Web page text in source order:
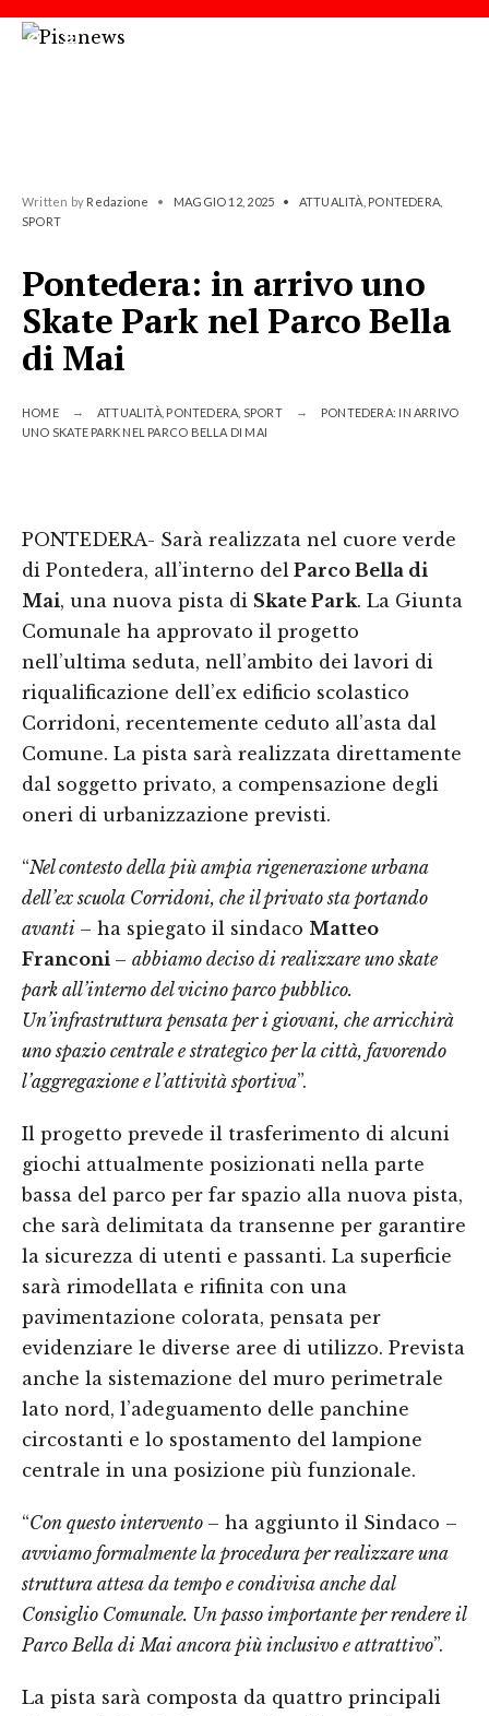
Written by Redazione • MAGGIO 12, 2025 • ATTUALITÀ PONTEDERA
SPORT
Pontedera: in arrivo uno
Skate Park nel Parco Bella
di Mai
HOME ATTUALITÀ, PONTEDERA SPORT
PONTEDERA: IN ARRIVO
UNO SKATE PARK NEL PARCO BELLA DI MAI
PONTEDERA- Sarà realizzata nel cuore verde
di Pontedera, all’interno del Parco Bella di
Mai, una nuova pista di Skate Park. La Giunta
Comunale ha approvato il progetto
nell’ultima seduta, nell’ambito dei lavori di
riqualificazione dell’ex edificio scolastico
Corridoni, recentemente ceduto all’asta dal
Comune. La pista sarà realizzata direttamente
dal soggetto privato, a compensazione degli
oneri di urbanizzazione previsti.
“Nel contesto della più ampia rigenerazione urbana
dell’ex scuola Corridoni, che il privato sta portando
avanti – ha spiegato il sindaco Matteo
Franconi – abbiamo deciso di realizzare uno skate
park all’interno del vicino parco pubblico.
Un’infrastruttura pensata per i giovani, che arricchirà
uno spazio centrale e strategico per la città, favorendo
l’aggregazione e l’attività sportiva”.
Il progetto prevede il trasferimento di alcuni
giochi attualmente posizionati nella parte
bassa del parco per far spazio alla nuova pista,
che sarà delimitata da transenne per garantire
la sicurezza di utenti e passanti. La superficie
sarà rimodellata e rifinita con una
pavimentazione colorata, pensata per
evidenziare le diverse aree di utilizzo. Prevista
anche la sistemazione del muro perimetrale
lato nord, l’adeguamento delle panchine
circostanti e lo spostamento del lampione
centrale in una posizione più funzionale.
“Con questo intervento – ha aggiunto il Sindaco –
avviamo formalmente la procedura per realizzare una
struttura attesa da tempo e condivisa anche dal
Consiglio Comunale. Un passo importante per rendere il
Parco Bella di Mai ancora più inclusivo e attrattivo”.
La pista sarà composta da quattro principali